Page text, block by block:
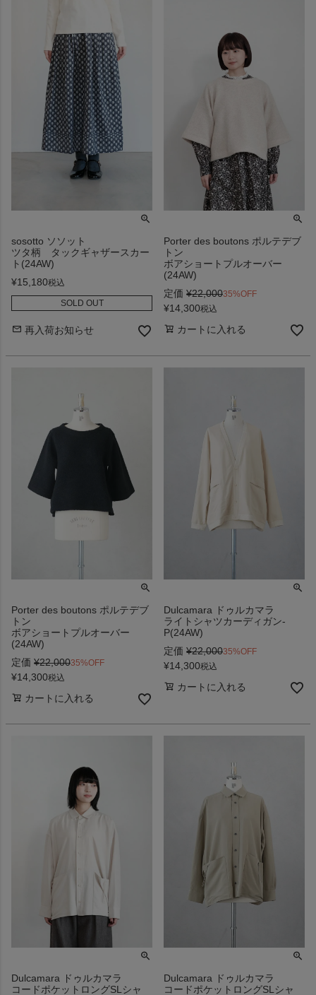
sosotto ソソット
ツタ柄 タックギャザースカー
ト(24AW)
¥15,180税込
SOLD OUT
再入荷お知らせ
Porter des boutons ポルテデブ
トン
ボアショートプルオーバー
(24AW)
定価 ¥22,00035%OFF
¥14,300税込
カートに入れる
Porter des boutons ポルテデブ
トン
ボアショートプルオーバー
(24AW)
定価 ¥22,00035%OFF
¥14,300税込
カートに入れる
Dulcamara ドゥルカマラ
ライトシャツカーディガン-
P(24AW)
定価 ¥22,00035%OFF
¥14,300税込
カートに入れる
Dulcamara ドゥルカマラ
コードポケットロングSLシャ
Dulcamara ドゥルカマラ
コードポケットロングSLシャ